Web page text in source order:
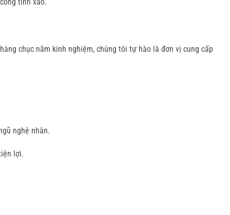
tinh xảo.
chục năm kinh nghiệm, chúng tôi tự hào là đơn vị cung cấp
nghệ nhân.
lợi.